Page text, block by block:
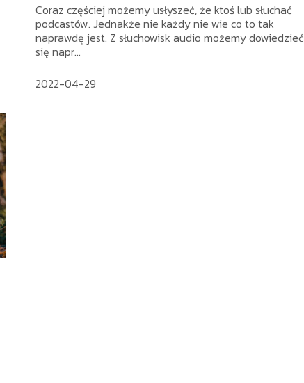
Coraz częściej możemy usłyszeć, że ktoś lub słuchać
podcastów. Jednakże nie każdy nie wie co to tak
naprawdę jest. Z słuchowisk audio możemy dowiedzieć
się napr...
2022-04-29